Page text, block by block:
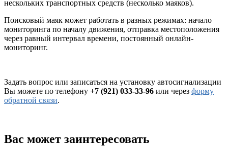
нескольких транспортных средств (несколько маяков).
Поисковый маяк может работать в разных режимах: начало
мониторинга по началу движения, отправка местоположения
через равный интервал времени, постоянный онлайн-
мониторинг.
Задать вопрос или записаться на установку автосигнализации
Вы можете по телефону +7 (921) 033-33-96 или через форму
обратной связи.
Вас может заинтересовать